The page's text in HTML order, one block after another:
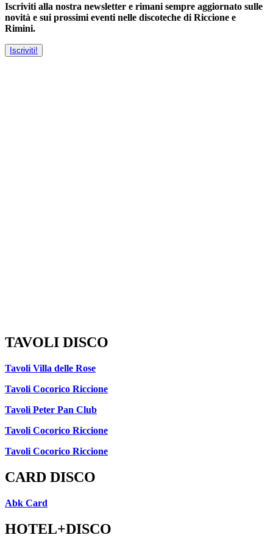
Iscriviti alla nostra newsletter e rimani sempre aggiornato sulle
novità e sui prossimi eventi nelle discoteche di Riccione e
Rimini.
Iscriviti!
TAVOLI DISCO
Tavoli Villa delle Rose
Tavoli Cocorico Riccione
Tavoli Peter Pan Club
Tavoli Cocorico Riccione
Tavoli Cocorico Riccione
CARD DISCO
Abk Card
HOTEL+DISCO